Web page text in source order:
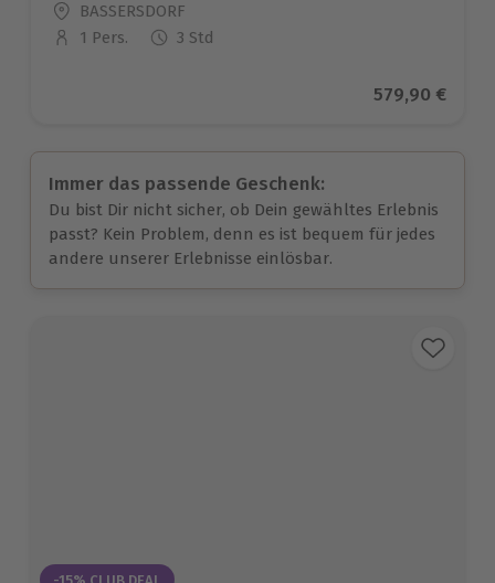
Standort
BASSERSDORF
Anzahl der Teilnehmer
1 Pers. 3 Std
Aktueller
579,90 €
Immer das passende Geschenk:
Du bist Dir nicht sicher, ob Dein gewähltes Erlebnis
passt? Kein Problem, denn es ist bequem für jedes
andere unserer Erlebnisse einlösbar.